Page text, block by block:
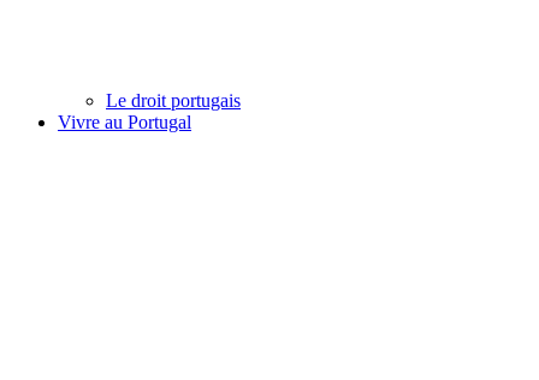
Le droit portugais
Vivre au Portugal